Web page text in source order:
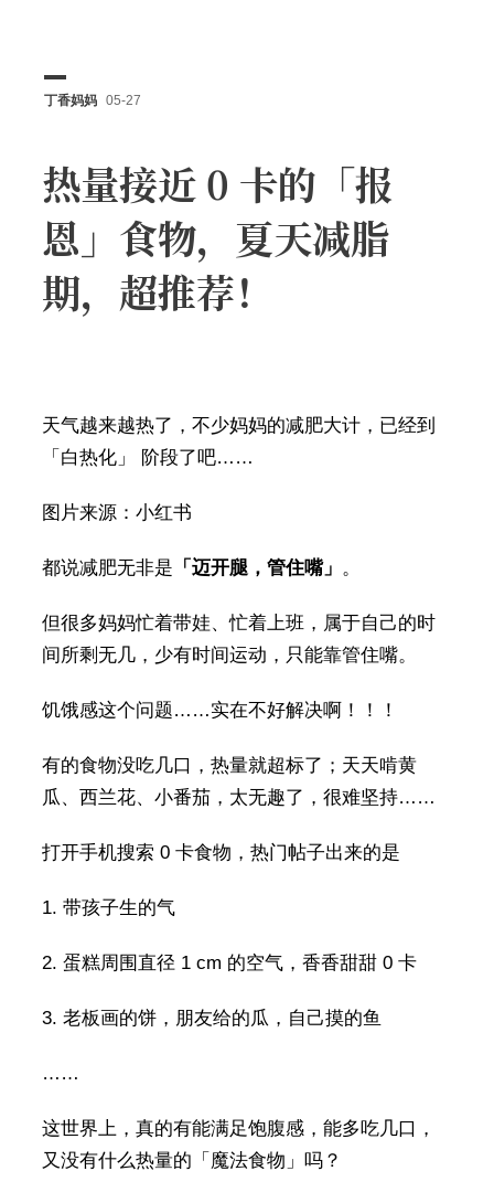
丁香妈妈 05-27
热量接近 0 卡的「报
恩」食物，夏天减脂
期，超推荐！
天气越来越热了，不少妈妈的减肥大计，已经到
「白热化」 阶段了吧……
图片来源：小红书
都说减肥无非是 「迈开腿，管住嘴」 。
但很多妈妈忙着带娃、忙着上班，属于自己的时
间所剩无几，少有时间运动，只能靠管住嘴。
饥饿感这个问题……实在不好解决啊！！！
有的食物没吃几口，热量就超标了；天天啃黄
瓜、西兰花、小番茄，太无趣了，很难坚持……
打开手机搜索 0 卡食物，热门帖子出来的是
1. 带孩子生的气
2. 蛋糕周围直径 1 cm 的空气，香香甜甜 0 卡
3. 老板画的饼，朋友给的瓜，自己摸的鱼
……
这世界上，真的有能满足饱腹感，能多吃几口，
又没有什么热量的「魔法食物」吗？